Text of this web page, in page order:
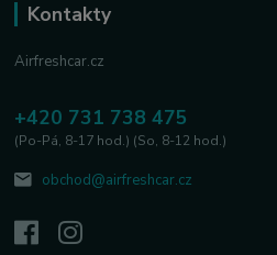
Kontakty
Airfreshcar.cz
+420 731 738 475
(Po-Pá, 8-17 hod.) (So, 8-12 hod.)
obchod@airfreshcar.cz